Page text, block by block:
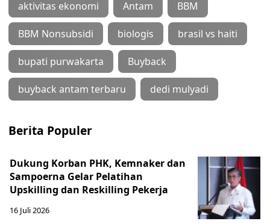
aktivitas ekonomi Antam BBM
BBM Nonsubsidi biologis brasil vs haiti
bupati purwakarta Buyback
buyback antam terbaru dedi mulyadi
Berita Populer
Dukung Korban PHK, Kemnaker dan
Sampoerna Gelar Pelatihan
Upskilling dan Reskilling Pekerja
16 Juli 2026